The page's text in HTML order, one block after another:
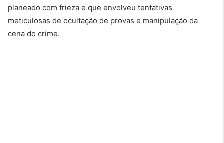
planeado com frieza e que envolveu tentativas
meticulosas de ocultação de provas e manipulação da
cena do crime.